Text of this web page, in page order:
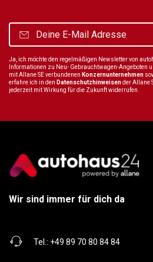
Ja, ich möchte den regelmäßigen Newsletter von
Informationen zu Neu- Gebrauchtwagen-Angeboten
mit Allane SE verbundenen Konzernunternehmen
erfahre ich in den Datenschutzhinweisender Allane
jederzeit mit Wirkung für die Zukunft widerrufen.
Wir sind immer für dich da
Tel.: +49 89 70 80 84 84